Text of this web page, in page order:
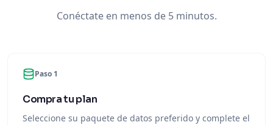
Conéctate en menos de 5 minutos.
Paso 1
Compra tu plan
Seleccione su paquete de datos preferido y complete el